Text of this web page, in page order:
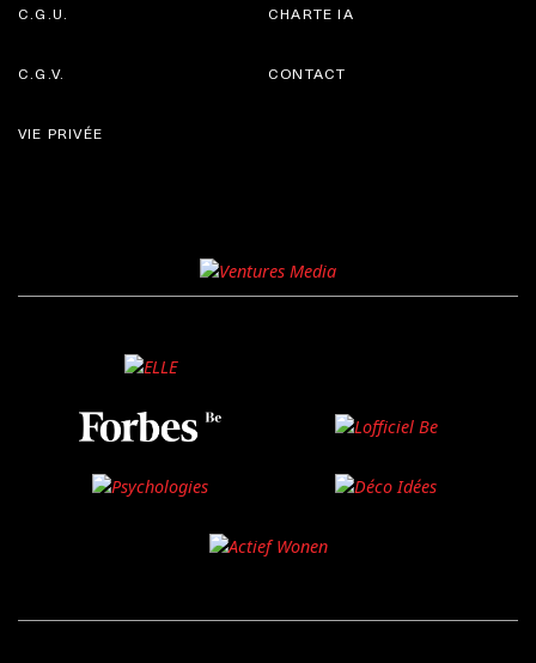
C.G.U.
C.G.V.
CHARTE IA
CONTACT
VIE PRIVÉE